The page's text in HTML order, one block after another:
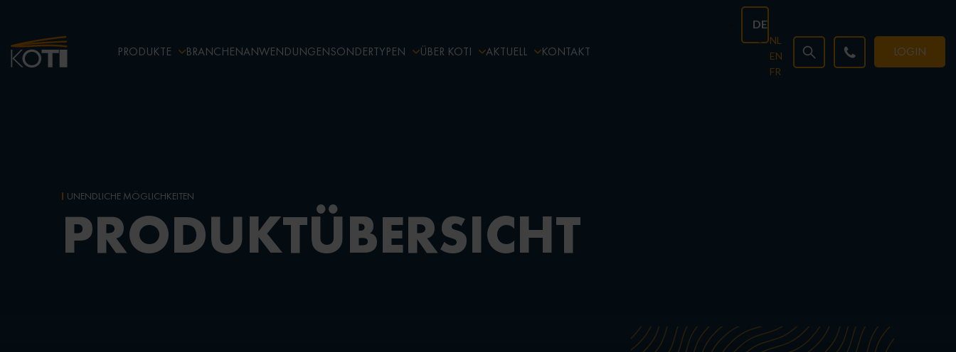
PRODUKTE BRANCHENANWENDUNGENSONDERTYPEN ÜBER KOTI AKTUELL KONTAKT
DE
NL
EN
FR
LOGIN
UNENDLICHE MÖGLICHKEITEN
PRODUKTÜBERSICHT